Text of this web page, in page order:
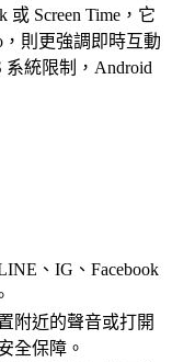
或 Screen Time，它
則更強調即時互動
統限制，Android
、IG、Facebook
附近的聲音或打開
全保障。